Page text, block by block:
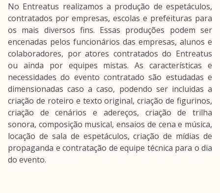
No Entreatus realizamos a produção de espetáculos,
contratados por empresas, escolas e prefeituras para
os mais diversos fins. Essas produções podem ser
encenadas pelos funcionários das empresas, alunos e
colaboradores, por atores contratados do Entreatus
ou ainda por equipes mistas. As características e
necessidades do evento contratado são estudadas e
dimensionadas caso a caso, podendo ser incluidas a
criação de roteiro e texto original, criação de figurinos,
criação de cenários e adereços, criação de trilha
sonora, composição musical, ensaios de cena e música,
locação de sala de espetáculos, criação de mídias de
propaganda e contratação de equipe técnica para o dia
do evento.